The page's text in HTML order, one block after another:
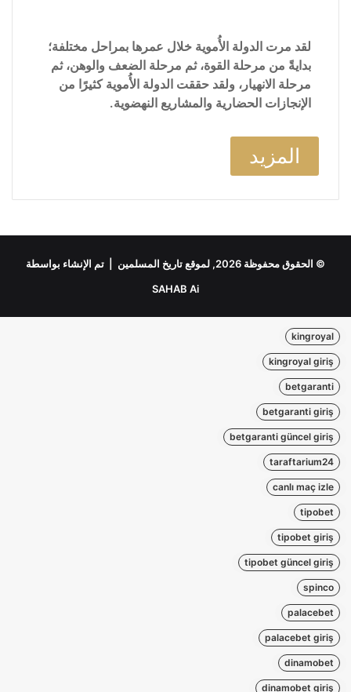
لقد مرت الدولة الأُموية خلال عمرها بمراحل مختلفة؛
بدايةً من مرحلة القوة، ثم مرحلة الضعف والوهن، ثم
مرحلة الانهيار، ولقد حققت الدولة الأُموية كثيرًا من
الإنجازات الحضارية والمشاريع النهضوية.
المزيد
© الحقوق محفوظة 2026, لموقع تاريخ المسلمين | تم الإنشاء بواسطة
SAHAB Ai
kingroyal
kingroyal giriş
betgaranti
betgaranti giriş
betgaranti güncel giriş
taraftarium24
canlı maç izle
tipobet
tipobet giriş
tipobet güncel giriş
spinco
palacebet
palacebet giriş
dinamobet
dinamobet giriş